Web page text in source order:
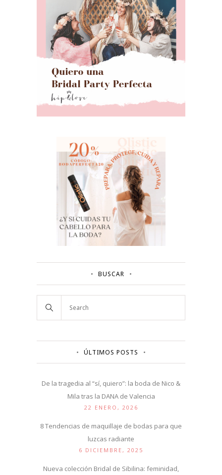
BUSCAR
ÚLTIMOS POSTS
De la tragedia al “sí, quiero”: la boda de Nico &
Mila tras la DANA de Valencia
22 ENERO, 2026
8 Tendencias de maquillaje de bodas para que
luzcas radiante
6 DICIEMBRE, 2025
Nueva colección Bridal de Sibilina: feminidad,